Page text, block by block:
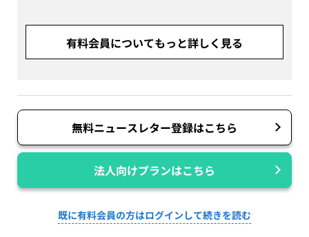
有料会員についてもっと詳しく見る
無料ニュースレター登録はこちら
法人向けプランはこちら
既に有料会員の方はログインして続きを読む